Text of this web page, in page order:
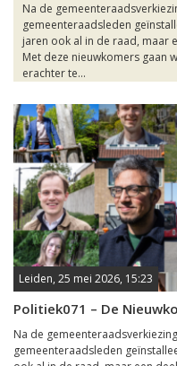
Na de
gemeenteraadsleden
jaren ook al in de raad, maar
Met deze nieuwkomers gaan
erachter te...
Leiden, 25 mei 2026, 15:23
Politiek071 – De
Na de
gemeenteraadsleden